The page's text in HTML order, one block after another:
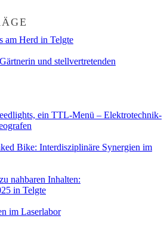
am Herd in Telgte
und stellvertretenden
ein TTL-Menü – Elektrotechnik-
Bike: Interdisziplinäre Synergien im
nahbaren Inhalten:
in Telgte
im Laserlabor